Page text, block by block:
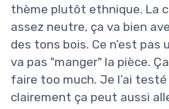
thème plutôt ethnique. La
assez neutre, ça va bien
des tons bois. Ce n’est pas
va pas "manger" la pièce.
faire too much. Je l’ai
clairement ça peut aussi